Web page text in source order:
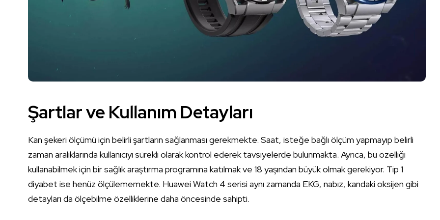
Şartlar ve Kullanım Detayları
Kan şekeri ölçümü için belirli şartların sağlanması gerekmekte. Saat, isteğe bağlı ölçüm yapmayıp belirli
zaman aralıklarında kullanıcıyı sürekli olarak kontrol ederek tavsiyelerde bulunmakta. Ayrıca, bu özelliği
kullanabilmek için bir sağlık araştırma programına katılmak ve 18 yaşından büyük olmak gerekiyor. Tip 1
diyabet ise henüz ölçülememekte. Huawei Watch 4 serisi aynı zamanda EKG, nabız, kandaki oksijen gibi
detayları da ölçebilme özelliklerine daha öncesinde sahipti.